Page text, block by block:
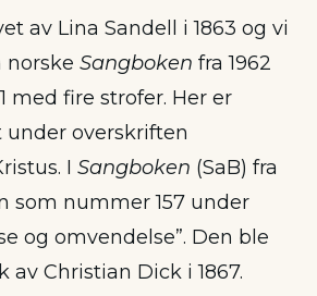
av Lina Sandell i 1863 og vi
norske Sangboken fra 1962
med fire strofer. Her er
under overskriften
I Sangboken (SaB) fra
som nummer 157 under
og omvendelse”. Den ble
av Christian Dick i 1867.